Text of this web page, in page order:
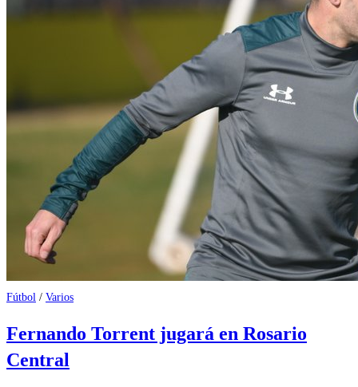
Fútbol / Varios
Fernando Torrent jugará en Rosario
Central